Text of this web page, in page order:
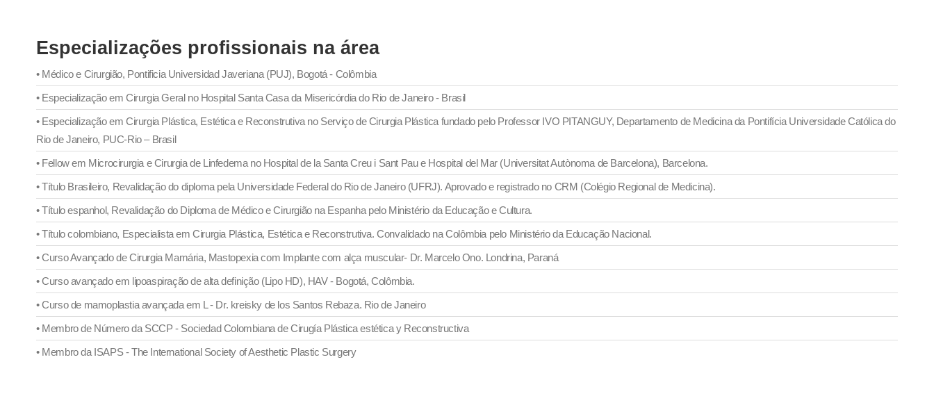
Especializações profissionais na área
• Médico e Cirurgião, Pontificia Universidad Javeriana (PUJ), Bogotá - Colômbia
• Especialização em Cirurgia Geral no Hospital Santa Casa da Misericórdia do Rio de Janeiro - Brasil
• Especialização em Cirurgia Plástica, Estética e Reconstrutiva no Serviço de Cirurgia Plástica fundado pelo Professor IVO PITANGUY, Departamento de Medicina da Pontifícia Universidade Católica do
Rio de Janeiro, PUC-Rio – Brasil
• Fellow em Microcirurgia e Cirurgia de Linfedema no Hospital de la Santa Creu i Sant Pau e Hospital del Mar (Universitat Autònoma de Barcelona), Barcelona.
• Título Brasileiro, Revalidação do diploma pela Universidade Federal do Rio de Janeiro (UFRJ). Aprovado e registrado no CRM (Colégio Regional de Medicina).
• Título espanhol, Revalidação do Diploma de Médico e Cirurgião na Espanha pelo Ministério da Educação e Cultura.
• Título colombiano, Especialista em Cirurgia Plástica, Estética e Reconstrutiva. Convalidado na Colômbia pelo Ministério da Educação Nacional.
• Curso Avançado de Cirurgia Mamária, Mastopexia com Implante com alça muscular- Dr. Marcelo Ono. Londrina, Paraná
• Curso avançado em lipoaspiração de alta definição (Lipo HD), HAV - Bogotá, Colômbia.
• Curso de mamoplastia avançada em L - Dr. kreisky de los Santos Rebaza. Rio de Janeiro
• Membro de Número da SCCP - Sociedad Colombiana de Cirugía Plástica estética y Reconstructiva
• Membro da ISAPS - The International Society of Aesthetic Plastic Surgery